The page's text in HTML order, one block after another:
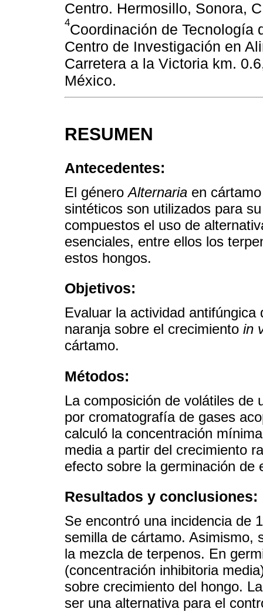
Centro. Hermosillo, Sonora,
4Coordinación de Tecnología
Centro de Investigación en
Carretera a la Victoria km.
México.
RESUMEN
Antecedentes:
El géneroAlternaria en
sintéticos son utilizados para
compuestos el uso de
esenciales, entre ellos los
estos hongos.
Objetivos:
Evaluar la actividad
naranja sobre el crecimiento in
cártamo.
Métodos:
La composición de volátiles de
por cromatografía de gases
calculó la concentración
media a partir del crecimiento
efecto sobre la germinación
Resultados y conclusiones:
Se encontró una incidencia de
semilla de cártamo. Asimismo,
la mezcla de terpenos. En
(concentración inhibitoria
sobre crecimiento del hongo.
ser una alternativa para el